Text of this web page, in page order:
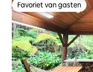
Favoriet van gasten
Favoriet van gasten